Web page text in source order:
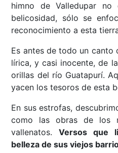
himno de Valledupar
belicosidad, sólo se
reconocimiento a esta
Es antes de todo un canto
lírica, y casi inocente, de
orillas del río Guatapurí.
yacen los tesoros de esta
En sus estrofas,
como las obras de los
vallenatos.Versos que
belleza de sus viejos